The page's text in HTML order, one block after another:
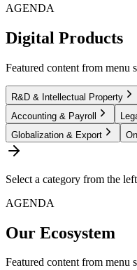
AGENDA
Digital Products
Featured content from menu
R&D & Intellectual Property
Accounting & Payroll
Globalization & Export
Select a category from the
AGENDA
Our Ecosystem
Featured content from menu